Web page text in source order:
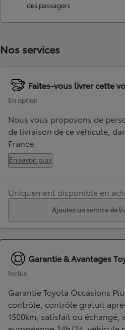
des passagers
Nos services
Faites-vous livrer cette
En option
Nous vous proposons de
de livraison de ce véhicule,
France
En savoir plus
Uniquement disponible en
Ajoutez un service de
Garantie & Avantages
Inclus
Garantie Toyota Occasions
contrôle, contrôle gratuit
1500km, satisfait ou échangé,